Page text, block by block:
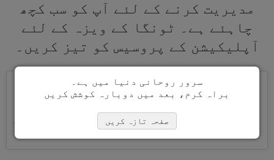
مدیریت کرنے کے لئے آپ کو سب کچھ
چاہئے ہے۔ ٹونگا کے ویزہ کے لئے
آپلیکیشن کے پروسیس کو تیز کریں۔
ایک ساتھ کئی ویزے درخواست کریں
خود بخود، تکراری معلومات
درج کرنے کی ضرورت نہیں ہے
سرور روحانی دنیا میں ہے۔
براہ کرم، بعد میں دوبارہ کوشش کریں
صفحہ تازہ کریں